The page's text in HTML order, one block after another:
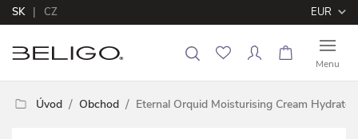
SK CZ EUR
Menu
Úvod Obchod Eternal Orquid Moisturising Cream